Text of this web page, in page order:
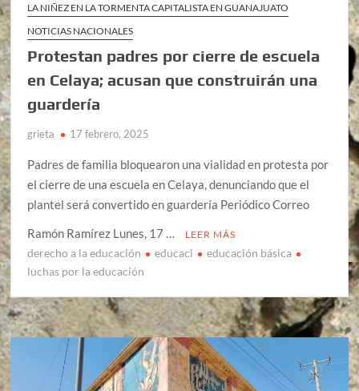
LA NIÑEZ EN LA TORMENTA CAPITALISTA EN GUANAJUATO
NOTICIAS NACIONALES
Protestan padres por cierre de escuela
en Celaya; acusan que construirán una
guardería
grieta 17 febrero, 2025
Padres de familia bloquearon una vialidad en protesta por
el cierre de una escuela en Celaya, denunciando que el
plantel será convertido en guardería Periódico Correo
Ramón Ramírez Lunes, 17 …
LEER MÁS
derecho a la educación educaci
educación básica
luchas por la educación